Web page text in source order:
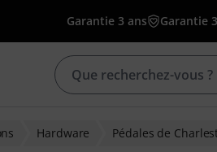
Garantie 3 ans Garantie
Hardware Pédales de